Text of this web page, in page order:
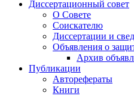
Диссертационный совет
О Совете
Соискателю
Диссертации и
Объявления о
Архив
Публикации
Авторефераты
Книги